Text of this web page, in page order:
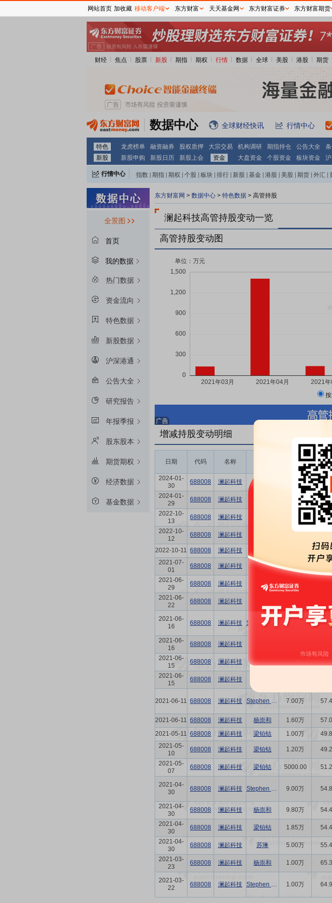
财经 焦点 股票 新股 期指 期权 行情 数据 全球 美股 港股 期货
数据中心 全球财经快讯 行情中心
特色 龙虎榜单 融资融券 股权质押 大宗交易 机构调研 期指持仓 公告大全
新股
新股申购 新股日历 新股上会 资金 大盘资金 个股资金 板块资金
行情中心 指数 期指 期权 个股 板块 排行 新股 基金 港股 美股 期货 外汇
全景图
首页
我的数据
热门数据
资金流向
特色数据
新股数据
沪深港通
公告大全
研究报告
年报季报
股东股本
期货期权
经济数据
基金数据
东方财富网 > 数据中心 > 特色数据 > 高管持股
澜起科技高管持股变动一览
高管持股变动图
增减持股变动明细
日期 代码 名称 变动人 变动股数
成
均
2024-01-
30
688008 澜起科技 1000.00
2024-01-
29
688008 澜起科技 2000.00
2022-10-
13
688008 澜起科技
2022-10-
12
688008 澜起科技
2022-10-11 688008 澜起科技
2021-07-
01
688008 澜起科技 杨崇和 6000.00
2021-06-
29
688008 澜起科技 杨崇和 1.50万
2021-06-
22
688008 澜起科技
2021-06-
16
688008 澜起科技 1.00万
2021-06-
16
688008 澜起科技
2021-06-
15
688008 澜起科技 杨崇和 2.00万
2021-06-
15
688008 澜起科技
2021-06-11 688008 澜起科技 Stephen Kuong-Io Tai 7.00万
2021-06-11 688008 澜起科技 杨崇和 1.60万
2021-05-11 688008 澜起科技 梁铂钴 1.00万
2021-05-
10
688008 澜起科技 梁铂钴 1.20万
2021-05-
07
688008 澜起科技 梁铂钴 5000.00
2021-04-
30
688008 澜起科技 Stephen Kuong-Io Tai 9.00万
2021-04-
30
688008 澜起科技 杨崇和 9.80万
2021-04-
30
688008 澜起科技 梁铂钴 1.85万
2021-04-
30
688008 澜起科技 苏琳 5.00万
2021-03-
23
688008 澜起科技 杨崇和 1.00万
2021-03-
22
688008 澜起科技 Stephen Kuong-Io Tai 1.00万
网站首页 加收藏 移动客户端 东方财富 天天基金网 东方财富证券 东方财富期货